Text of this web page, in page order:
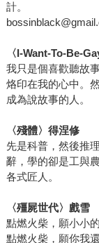
計。
〈I-Want-To-Be-
我只是個喜歡聽故
烙印在我的心中。
成為說故事的人。
〈殘體〉得涅修
先是科普，然後推
辭，學的卻是工與
各式匠人。
〈殭屍世代〉戲雪
點燃火柴，願小小
點燃火柴，願你我